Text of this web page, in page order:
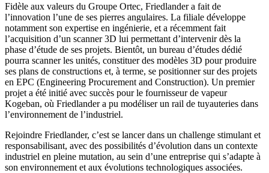
Fidèle aux valeurs du Groupe Ortec, Friedlander a fait de
l’innovation l’une de ses pierres angulaires. La filiale développe
notamment son expertise en ingénierie, et a récemment fait
l’acquisition d’un scanner 3D lui permettant d’intervenir dès la
phase d’étude de ses projets. Bientôt, un bureau d’études dédié
pourra scanner les unités, constituer des modèles 3D pour produire
ses plans de constructions et, à terme, se positionner sur des projets
en EPC (Engineering Procurement and Construction). Un premier
projet a été initié avec succès pour le fournisseur de vapeur
Kogeban, où Friedlander a pu modéliser un rail de tuyauteries dans
l’environnement de l’industriel.
Rejoindre Friedlander, c’est se lancer dans un challenge stimulant et
responsabilisant, avec des possibilités d’évolution dans un contexte
industriel en pleine mutation, au sein d’une entreprise qui s’adapte à
son environnement et aux évolutions technologiques associées.